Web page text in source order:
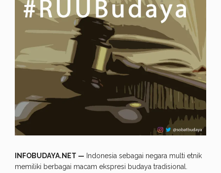
INFOBUDAYA.NET — Indonesia sebagai negara multi etnik
memiliki berbagai macam ekspresi budaya tradisional.